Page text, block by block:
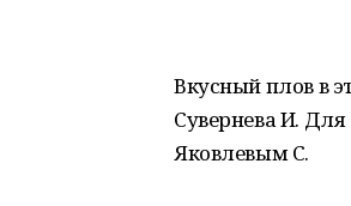
Вкусный плов в
Сувернева И.
Яковлевым С.